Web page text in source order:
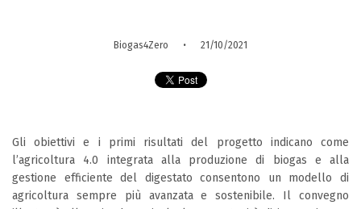
Biogas4Zero · 21/10/2021
Gli obiettivi e i primi risultati del progetto indicano come
l’agricoltura 4.0 integrata alla produzione di biogas e alla
gestione efficiente del digestato consentono un modello di
agricoltura sempre più avanzata e sostenibile. Il convegno